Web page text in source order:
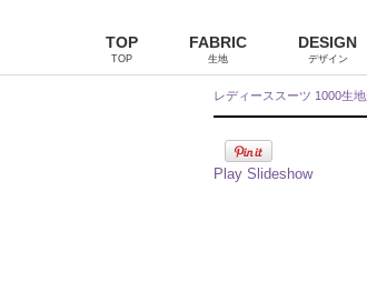
TOP
TOP
FABRIC
生地
DESIGN
デザイン
レディーススーツ 1000生
Play Slideshow